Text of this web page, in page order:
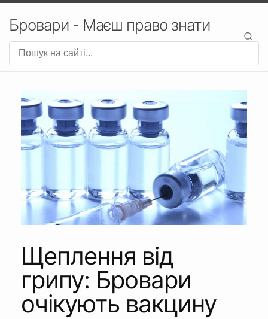
Бровари - Маєш право знати
Щеплення від
грипу: Бровари
очікують вакцину